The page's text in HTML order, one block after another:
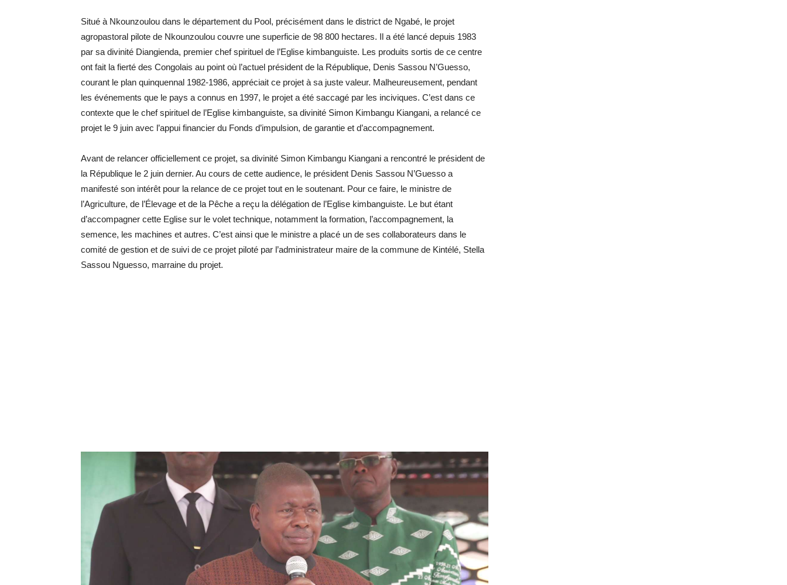
Situé à Nkounzoulou dans le département du Pool, précisément dans le district de Ngabé, le projet
agropastoral pilote de Nkounzoulou couvre une superficie de 98 800 hectares. Il a été lancé depuis 1983
par sa divinité Diangienda, premier chef spirituel de l’Eglise kimbanguiste. Les produits sortis de ce centre
ont fait la fierté des Congolais au point où l’actuel président de la République, Denis Sassou N’Guesso,
courant le plan quinquennal 1982-1986, appréciait ce projet à sa juste valeur. Malheureusement, pendant
les événements que le pays a connus en 1997, le projet a été saccagé par les inciviques. C’est dans ce
contexte que le chef spirituel de l’Eglise kimbanguiste, sa divinité Simon Kimbangu Kiangani, a relancé ce
projet le 9 juin avec l’appui financier du Fonds d’impulsion, de garantie et d’accompagnement.
Avant de relancer officiellement ce projet, sa divinité Simon Kimbangu Kiangani a rencontré le président de
la République le 2 juin dernier. Au cours de cette audience, le président Denis Sassou N’Guesso a
manifesté son intérêt pour la relance de ce projet tout en le soutenant. Pour ce faire, le ministre de
l’Agriculture, de l’Élevage et de la Pêche a reçu la délégation de l’Eglise kimbanguiste. Le but étant
d’accompagner cette Eglise sur le volet technique, notamment la formation, l’accompagnement, la
semence, les machines et autres. C’est ainsi que le ministre a placé un de ses collaborateurs dans le
comité de gestion et de suivi de ce projet piloté par l’administrateur maire de la commune de Kintélé, Stella
Sassou Nguesso, marraine du projet.